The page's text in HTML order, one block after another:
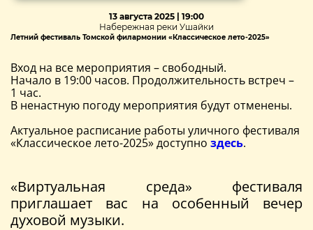
13 августа 2025 | 19:00
Набережная реки Ушайки
Летний фестиваль Томской филармонии «Классическое лето-2025»
Вход на все мероприятия – свободный.
Начало в 19:00 часов. Продолжительность встреч –
1 час.
В ненастную погоду мероприятия будут отменены.
Актуальное расписание работы уличного фестиваля
«Классическое лето-2025» доступно здесь.
«Виртуальная среда» фестиваля
приглашает вас на особенный вечер
духовой музыки.